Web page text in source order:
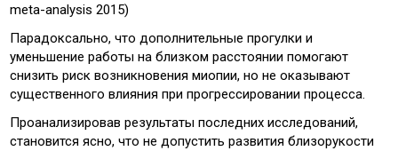
meta-analysis 2015)
Парадоксально, что дополнительные прогулки и
уменьшение работы на близком расстоянии помогают
снизить риск возникновения миопии, но не оказывают
существенного влияния при прогрессировании процесса.
Проанализировав результаты последних исследований,
становится ясно, что не допустить развития близорукости